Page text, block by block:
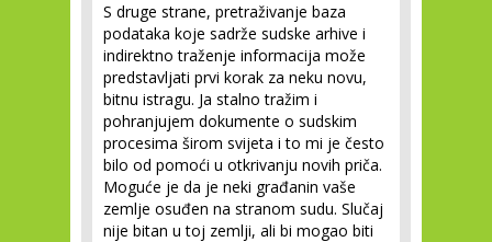
S druge strane, pretraživanje baza
podataka koje sadrže sudske arhive i
indirektno traženje informacija može
predstavljati prvi korak za neku novu,
bitnu istragu. Ja stalno tražim i
pohranjujem dokumente o sudskim
procesima širom svijeta i to mi je često
bilo od pomoći u otkrivanju novih priča.
Moguće je da je neki građanin vaše
zemlje osuđen na stranom sudu. Slučaj
nije bitan u toj zemlji, ali bi mogao biti